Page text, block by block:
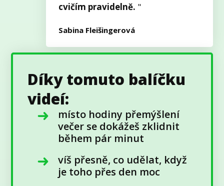
cvičím pravidelně. "
Sabina Fleišingerová
Díky tomuto balíčku
videí:
místo hodiny přemýšlení
večer se dokážeš zklidnit
během pár minut
víš přesně, co udělat, když
je toho přes den moc